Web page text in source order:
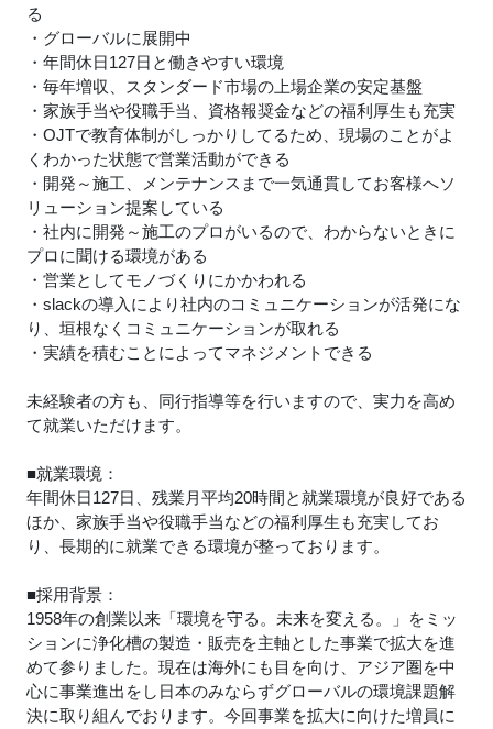
る
・グローバルに展開中
・年間休日127日と働きやすい環境
・毎年増収、スタンダード市場の上場企業の安定基盤
・家族手当や役職手当、資格報奨金などの福利厚生も充実
・OJTで教育体制がしっかりしてるため、現場のことがよ
くわかった状態で営業活動ができる
・開発～施工、メンテナンスまで一気通貫してお客様へソ
リューション提案している
・社内に開発～施工のプロがいるので、わからないときに
プロに聞ける環境がある
・営業としてモノづくりにかかわれる
・slackの導入により社内のコミュニケーションが活発にな
り、垣根なくコミュニケーションが取れる
・実績を積むことによってマネジメントできる
未経験者の方も、同行指導等を行いますので、実力を高め
て就業いただけます。
■就業環境：
年間休日127日、残業月平均20時間と就業環境が良好である
ほか、家族手当や役職手当などの福利厚生も充実してお
り、長期的に就業できる環境が整っております。
■採用背景：
1958年の創業以来「環境を守る。未来を変える。」をミッ
ションに浄化槽の製造・販売を主軸とした事業で拡大を進
めて参りました。現在は海外にも目を向け、アジア圏を中
心に事業進出をし日本のみならずグローバルの環境課題解
決に取り組んでおります。今回事業を拡大に向けた増員に